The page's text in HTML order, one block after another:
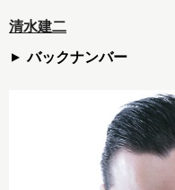
清水建二
バックナンバー